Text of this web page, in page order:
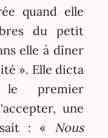
quand elle
du petit
elle à dîner
». Elle dicta
premier
une
: « Nous